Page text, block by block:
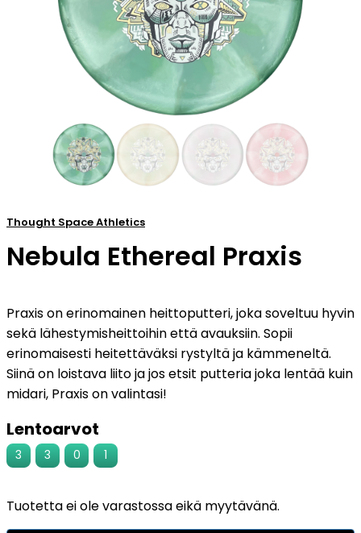
Thought Space Athletics
Nebula Ethereal Praxis
Praxis on erinomainen heittoputteri, joka soveltuu hyvin
sekä lähestymisheittoihin että avauksiin. Sopii
erinomaisesti heitettäväksi rystyltä ja kämmeneltä.
Siinä on loistava liito ja jos etsit putteria joka lentää kuin
midari, Praxis on valintasi!
Lentoarvot
3 3 0 1
Tuotetta ei ole varastossa eikä myytävänä.